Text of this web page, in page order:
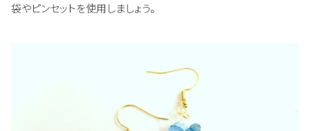
袋やピンセットを使用しましょう。